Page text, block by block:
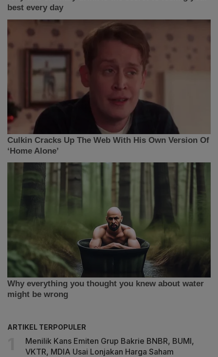
ARTIKEL TERPOPULER
Menilik Kans Emiten Grup Bakrie BNBR, BUMI,
VKTR, MDIA Usai Lonjakan Harga Saham